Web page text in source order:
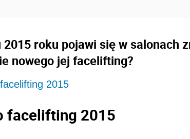
2015 roku pojawi się w salonach
nowego jej facelifting?
2015
facelifting 2015